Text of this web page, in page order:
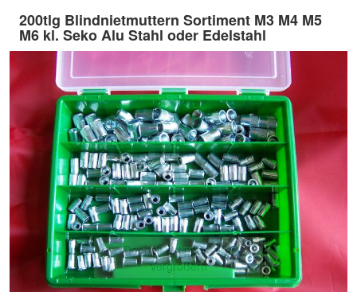
200tlg Blindnietmuttern Sortiment M3 M4 M5
M6 kl. Seko Alu Stahl oder Edelstahl
Doppelt antippen zum
vergrößern